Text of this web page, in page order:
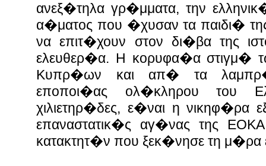
ανεξ�τηλα γρ�μματα, την
α�ματος που �χυσαν τα παιδι�
να επιτ�χουν στον δι�βα της
ελευθερ�α. Η κορυφα�α στιγμ�
Κυπρ�ων και απ� τα
εποποι�ας ολ�κληρου του
χιλιετηρ�δες, ε�ναι η νικηφ�ρα
επαναστατικ�ς αγ�νας της
κατακτητ�ν που ξεκ�νησε τη μ�ρα